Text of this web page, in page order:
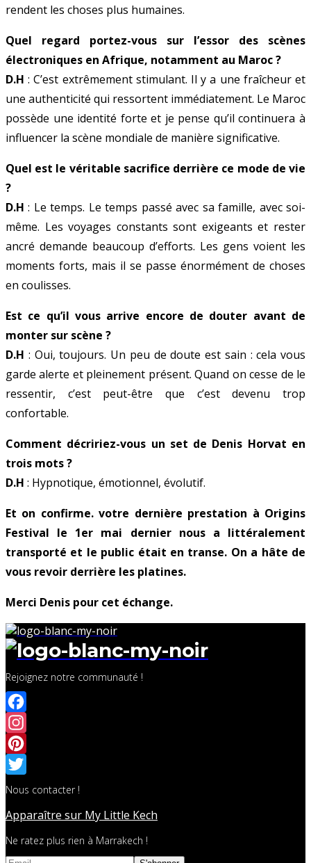
rendent les choses plus humaines.
Quel regard portez-vous sur l’essor des scènes
électroniques en Afrique, notamment au Maroc ?
D.H : C’est extrêmement stimulant. Il y a une fraîcheur et
une authenticité qui ressortent immédiatement. Le Maroc
possède une identité forte et je pense qu’il continuera à
influencer la scène mondiale de manière significative.
Quel est le véritable sacrifice derrière ce mode de vie
?
D.H : Le temps. Le temps passé avec sa famille, avec soi-
même. Les voyages constants sont exigeants et rester
ancré demande beaucoup d’efforts. Les gens voient les
moments forts, mais il se passe énormément de choses
en coulisses.
Est ce qu’il vous arrive encore de douter avant de
monter sur scène ?
D.H : Oui, toujours. Un peu de doute est sain : cela vous
garde alerte et pleinement présent. Quand on cesse de le
ressentir, c’est peut-être que c’est devenu trop
confortable.
Comment décririez-vous un set de Denis Horvat en
trois mots ?
D.H : Hypnotique, émotionnel, évolutif.
Et on confirme. votre dernière prestation à Origins
Festival le 1er mai dernier nous a littéralement
transporté et le public était en transe. On a hâte de
vous revoir derrière les platines.
Merci Denis pour cet échange.
Rejoignez notre communauté !
Facebook
Instagram
Pinterest
Twitter
Nous contacter !
Apparaître sur My Little Kech
Ne ratez plus rien à Marrakech !